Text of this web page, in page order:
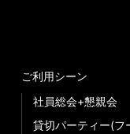
ご利用シーン
社員総会+懇親会
貸切パーティー(フ